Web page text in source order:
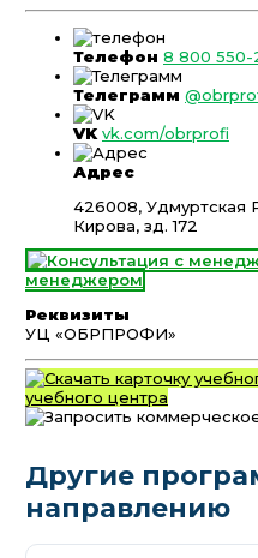
Телефон 8 800 550-
Телеграмм
VK vk.com/obrprofi
Адрес
426008, Удмуртская
Кирова, зд. 172
менеджером
Реквизиты
УЦ «ОБРПРОФИ»
учебного центра
Другие
направлению